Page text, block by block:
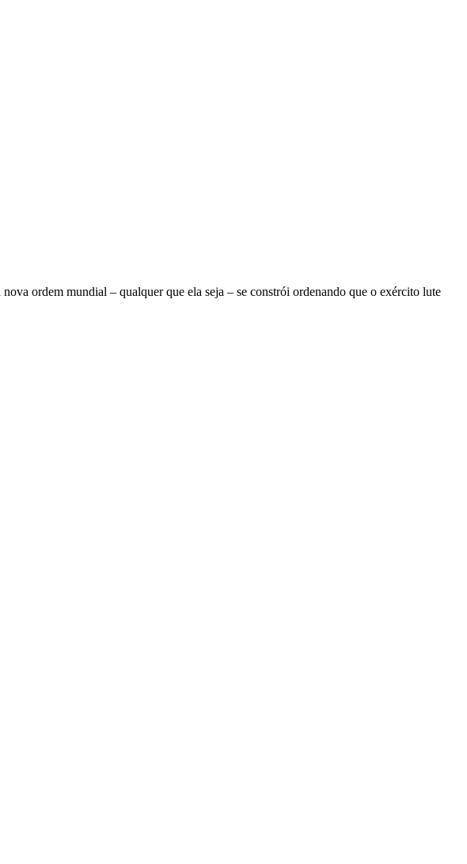
ordem mundial – qualquer que ela seja – se constrói ordenando que o exército lute